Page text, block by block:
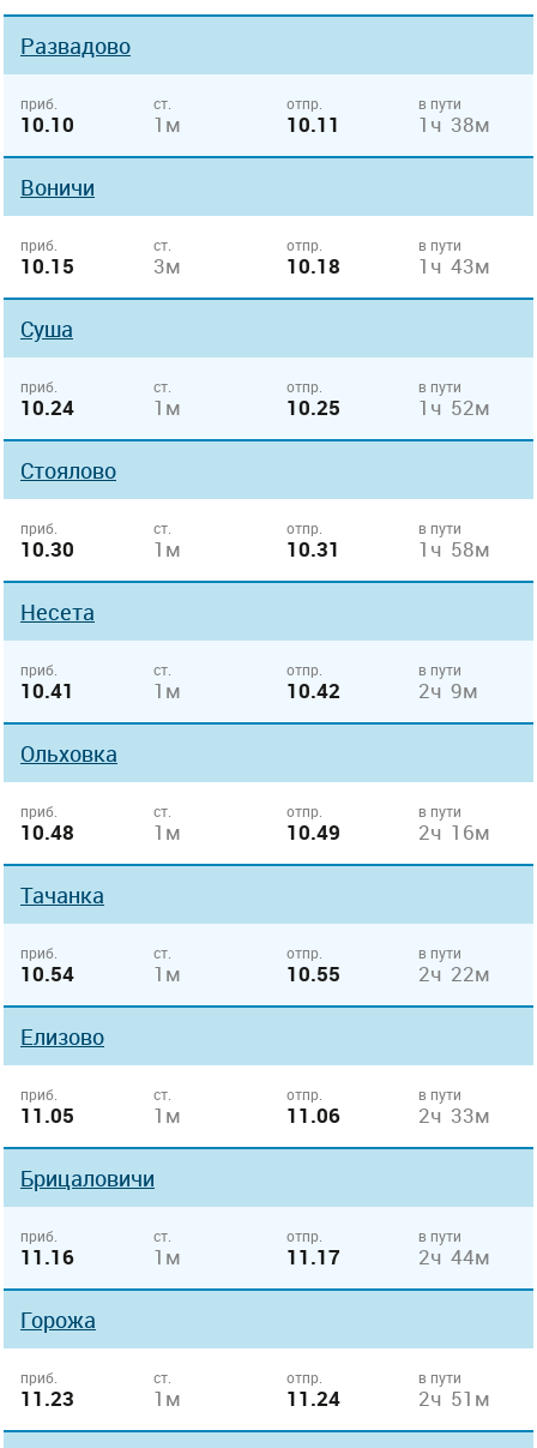
Развадово
приб.
10.10
ст.
1м
отпр.
10.11
в пути
1ч 38м
Воничи
приб.
10.15
ст.
3м
отпр.
10.18
в пути
1ч 43м
Суша
приб.
10.24
ст.
1м
отпр.
10.25
в пути
1ч 52м
Стоялово
приб.
10.30
ст.
1м
отпр.
10.31
в пути
1ч 58м
Несета
приб.
10.41
ст.
1м
отпр.
10.42
в пути
2ч 9м
Ольховка
приб.
10.48
ст.
1м
отпр.
10.49
в пути
2ч 16м
Тачанка
приб.
10.54
ст.
1м
отпр.
10.55
в пути
2ч 22м
Елизово
приб.
11.05
ст.
1м
отпр.
11.06
в пути
2ч 33м
Брицаловичи
приб.
11.16
ст.
1м
отпр.
11.17
в пути
2ч 44м
Горожа
приб.
11.23
ст.
1м
отпр.
11.24
в пути
2ч 51м